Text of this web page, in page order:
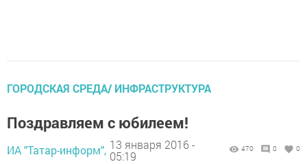
ГОРОДСКАЯ СРЕДА/ ИНФРАСТРУКТУРА
Поздравляем с юбилеем!
ИА "Татар-информ", 13 января 2016 -
05:19
470 0 0